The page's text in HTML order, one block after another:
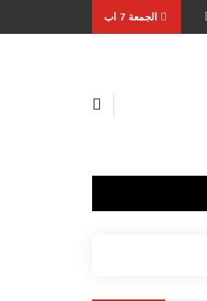
الجمعة 7 اب